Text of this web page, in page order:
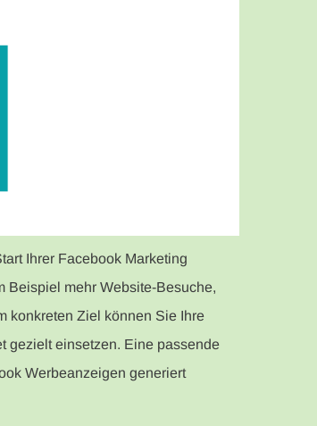
Ihrer Facebook Marketing
Beispiel mehr Website-Besuche,
konkreten Ziel können Sie Ihre
gezielt einsetzen. Eine passende
Werbeanzeigen generiert